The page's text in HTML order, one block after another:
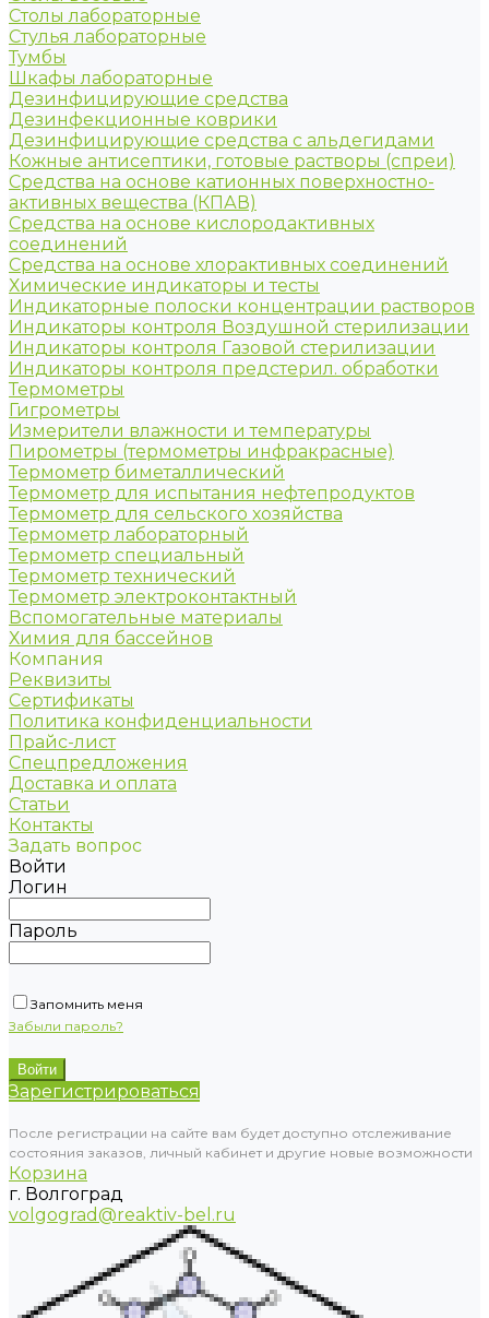
Столы лабораторные
Стулья лабораторные
Тумбы
Шкафы лабораторные
Дезинфицирующие средства
Дезинфекционные коврики
Дезинфицирующие средства с альдегидами
Кожные антисептики, готовые растворы (спреи)
Средства на основе катионных поверхностно-
активных вещества (КПАВ)
Средства на основе кислородактивных
соединений
Средства на основе хлорактивных соединений
Химические индикаторы и тесты
Индикаторные полоски концентрации растворов
Индикаторы контроля Воздушной стерилизации
Индикаторы контроля Газовой стерилизации
Индикаторы контроля предстерил. обработки
Термометры
Гигрометры
Измерители влажности и температуры
Пирометры (термометры инфракрасные)
Термометр биметаллический
Термометр для испытания нефтепродуктов
Термометр для сельского хозяйства
Термометр лабораторный
Термометр специальный
Термометр технический
Термометр электроконтактный
Вспомогательные материалы
Химия для бассейнов
Компания
Реквизиты
Сертификаты
Политика конфиденциальности
Прайс-лист
Спецпредложения
Доставка и оплата
Статьи
Контакты
Задать вопрос
Войти
Логин
Пароль
Запомнить меня
Забыли пароль?
Зарегистрироваться
После регистрации на сайте вам будет доступно отслеживание
состояния заказов, личный кабинет и другие новые возможности
Корзина
г. Волгоград
volgograd@reaktiv-bel.ru